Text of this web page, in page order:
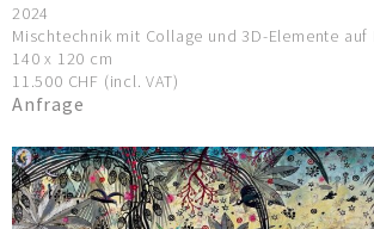
2024
Mischtechnik mit Collage und 3D-Elemente auf
140 x 120 cm
11.500 CHF (incl. VAT)
Anfrage